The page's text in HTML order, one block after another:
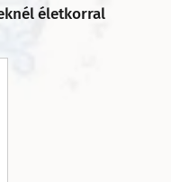
életkorral